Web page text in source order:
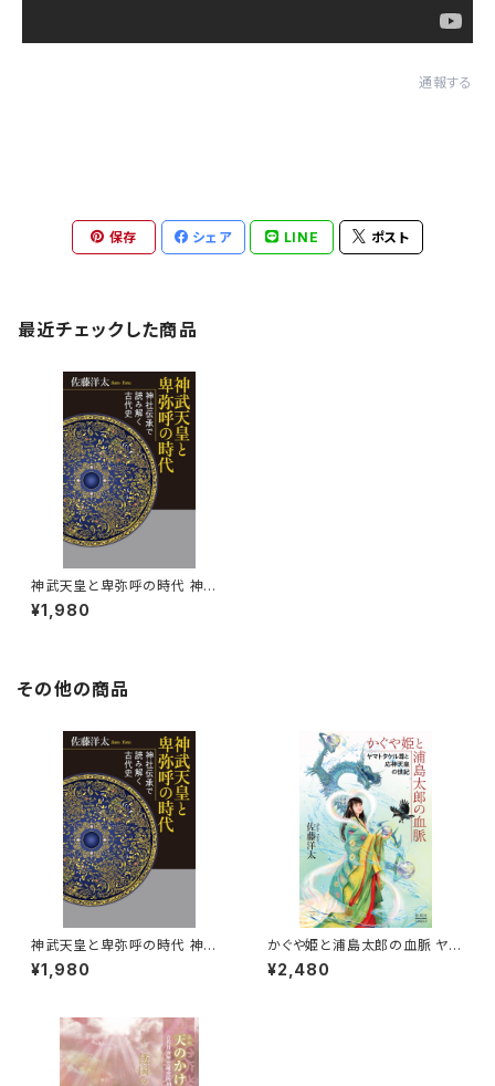
通報する
保存 シェア LINE ポスト
最近チェックした商品
神武天皇と卑弥呼の時代 神社
伝承で読み解く古代史 新潮社
¥1,980
その他の商品
神武天皇と卑弥呼の時代 神社
伝承で読み解く古代史 新潮社
¥1,980
かぐや姫と浦島太郎の血脈 ヤマ
トタケル尊と応神天皇の世紀 新
潮社
¥2,480